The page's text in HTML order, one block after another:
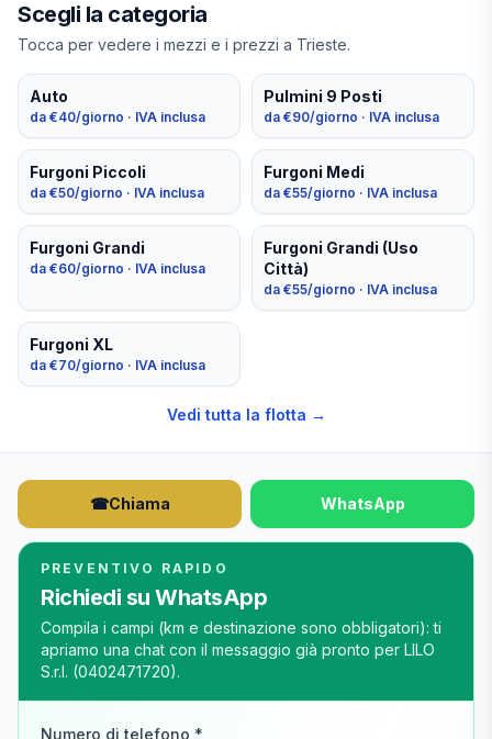
Scegli la categoria
Tocca per vedere i mezzi e i prezzi a Trieste.
Auto
da €40/giorno · IVA inclusa
Pulmini 9 Posti
da €90/giorno · IVA inclusa
Furgoni Piccoli
da €50/giorno · IVA inclusa
Furgoni Medi
da €55/giorno · IVA inclusa
Furgoni Grandi
da €60/giorno · IVA inclusa
Furgoni Grandi (Uso
Città)
da €55/giorno · IVA inclusa
Furgoni XL
da €70/giorno · IVA inclusa
Vedi tutta la flotta →
☎Chiama WhatsApp
PREVENTIVO RAPIDO
Richiedi su WhatsApp
Compila i campi (km e destinazione sono obbligatori): ti
apriamo una chat con il messaggio già pronto per LILO
S.r.l. (0402471720).
Numero di telefono *